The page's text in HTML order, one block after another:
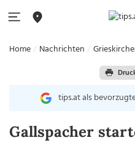
Home Nachrichten
tips.at als
Gallspacher